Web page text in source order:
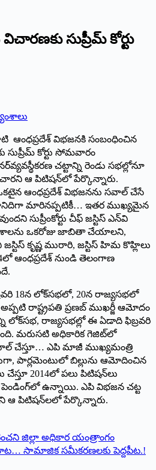
సుప్రీమ్‌ ‌కోర్టు
‌నాటి ఆంధప్రదేశ్‌ ‌విభజనకి సంబంధించిన
సుప్రీమ్‌ ‌కోర్టు సోమవారం
చట్టాన్ని రెండు సభల్లోనూ
ఆ పిటిషన్‌లో పేర్కొన్నారు.
ఆంధప్రదేశ్‌ ‌విభజనను సవాల్‌ ‌చేసే
మారినప్పటికీ… ఇతర ముఖ్యమైన
సుప్రీంకోర్టు చీఫ్‌ ‌జస్టిస్‌ ఎన్‌వి
ఒకరోజు జాబితా చేయాలని,
‌కృష్ణ మురారి, జస్టిస్‌ ‌హిమ కొహ్లిలు
ఆంధప్రదేశ్‌ ‌నుండి తెలంగాణ
18న లోక్‌సభలో, 20న రాజ్యసభలో
రాష్ట్రపతి ప్రణబ్‌ ‌ముఖర్జీ ఆమోదం
లోక్‌సభ, రాజ్యసభల్లో ఈ ఏడాది ఫిబ్రవరి
మరుసటి అధికారిక గెజిట్‌లో
‌చేస్తూ… ఎపి మాజీ ముఖ్యమంత్రి
పార్లమెంటులో బిల్లును ఆమోదించిన
2014లో పలు పిటిషన్‌లు
ఉన్నాయి. ఎపి విభజన చట్ట
ఆ పిటిషన్‌లలో పేర్కొన్నారు.
జిల్లా అధికార యంత్రాంగం
సామాజిక సమీకరణలకు పెద్దపీట.!